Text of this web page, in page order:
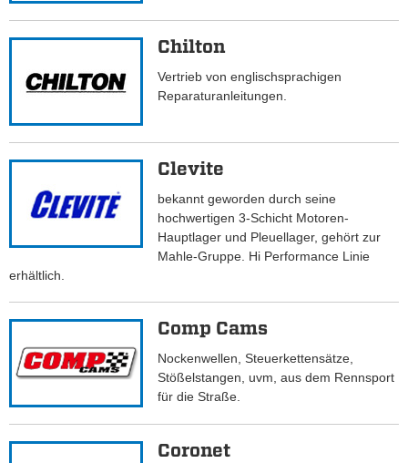
Chilton
Vertrieb von englischsprachigen
Reparaturanleitungen.
Clevite
bekannt geworden durch seine
hochwertigen 3-Schicht Motoren-
Hauptlager und Pleuellager, gehört zur
Mahle-Gruppe. Hi Performance Linie
erhältlich.
Comp Cams
Nockenwellen, Steuerkettensätze,
Stößelstangen, uvm, aus dem Rennsport
für die Straße.
Coronet